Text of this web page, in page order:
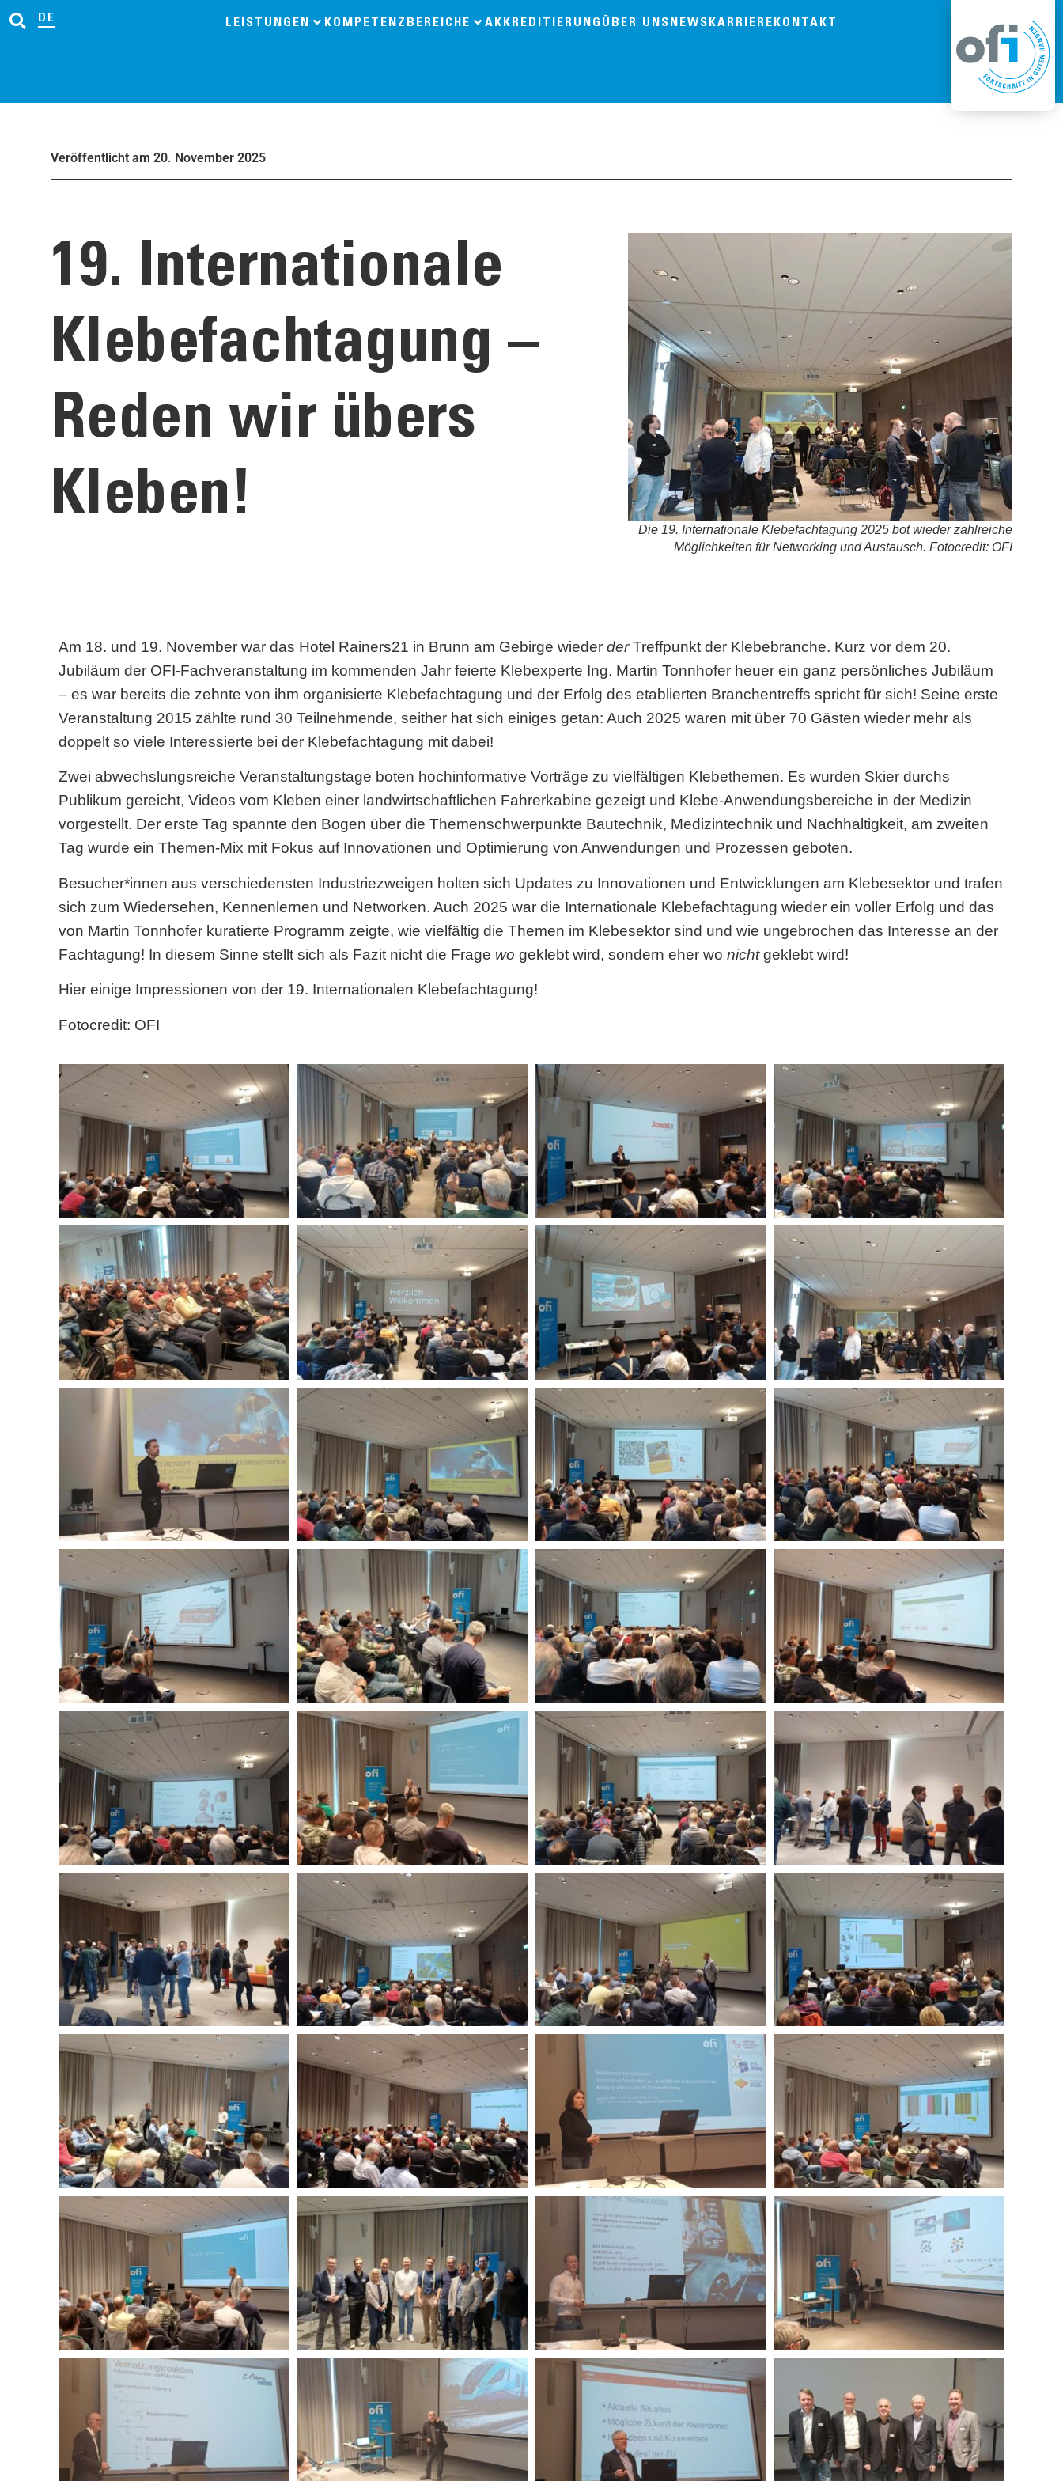
DE LEISTUNGEN KOMPETENZBEREICHE AKKREDITIERUNG ÜBER UNS NEWS KARRIERE KONTAKT
Veröffentlicht am 20. November 2025
19. Internationale
Klebefachtagung –
Reden wir übers
Kleben!
Die 19. Internationale Klebefachtagung 2025 bot wieder zahlreiche
Möglichkeiten für Networking und Austausch. Fotocredit: OFI
Am 18. und 19. November war das Hotel Rainers21 in Brunn am Gebirge wieder derTreffpunkt der Klebebranche. Kurz vor dem 20.
Jubiläum der OFI-Fachveranstaltung im kommenden Jahr feierte Klebexperte Ing. Martin Tonnhofer heuer ein ganz persönliches Jubiläum
– es war bereits die zehnte von ihm organisierte Klebefachtagung und der Erfolg des etablierten Branchentreffs spricht für sich! Seine erste
Veranstaltung 2015 zählte rund 30 Teilnehmende, seither hat sich einiges getan: Auch 2025 waren mit über 70 Gästen wieder mehr als
doppelt so viele Interessierte bei der Klebefachtagung mit dabei!
Zwei abwechslungsreiche Veranstaltungstage boten hochinformative Vorträge zu vielfältigen Klebethemen. Es wurden Skier durchs
Publikum gereicht, Videos vom Kleben einer landwirtschaftlichen Fahrerkabine gezeigt und Klebe-Anwendungsbereiche in der Medizin
vorgestellt. Der erste Tag spannte den Bogen über die Themenschwerpunkte Bautechnik, Medizintechnik und Nachhaltigkeit, am zweiten
Tag wurde ein Themen-Mix mit Fokus auf Innovationen und Optimierung von Anwendungen und Prozessen geboten.
Besucher*innen aus verschiedensten Industriezweigen holten sich Updates zu Innovationen und Entwicklungen am Klebesektor und trafen
sich zum Wiedersehen, Kennenlernen und Networken. Auch 2025 war die Internationale Klebefachtagung wieder ein voller Erfolg und das
von Martin Tonnhofer kuratierte Programm zeigte, wie vielfältig die Themen im Klebesektor sind und wie ungebrochen das Interesse an der
Fachtagung! In diesem Sinne stellt sich als Fazit nicht die Frage wo geklebt wird, sondern eher wo nichtgeklebt wird!
Hier einige Impressionen von der 19. Internationalen Klebefachtagung!
Fotocredit: OFI